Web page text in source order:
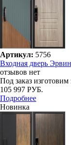
Артикул: 5756
Входная дверь
отзывов нет
Под заказ изготовим
105 997 РУБ.
Подробнее
Новинка